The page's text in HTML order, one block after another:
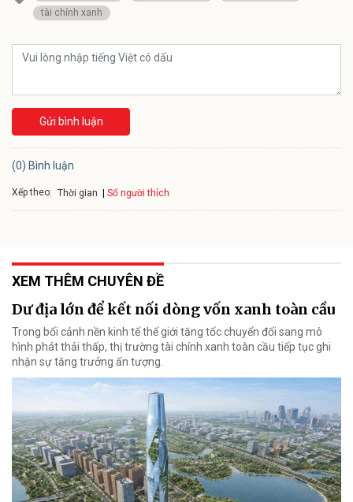
tài chính xanh
Gửi bình luận
(0) Bình luận
Xếp theo: Thời gian Số người thích
XEM THÊM CHUYÊN ĐỀ
Dư địa lớn để kết nối dòng vốn xanh toàn cầu
Trong bối cảnh nền kinh tế thế giới tăng tốc chuyển đổi sang mô
hình phát thải thấp, thị trường tài chính xanh toàn cầu tiếp tục ghi
nhận sự tăng trưởng ấn tượng.